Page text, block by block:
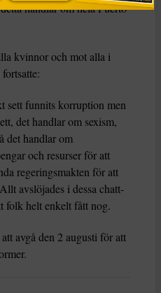
handlar om hela Puerto
kvinnor och mot alla i
sett funnits korruption men
det handlar om sexism,
det handlar om
och resurser för att
regeringsmakten för att
avslöjades i dessa chatt-
folk helt enkelt fått nog.
avgå den 2 augusti för att